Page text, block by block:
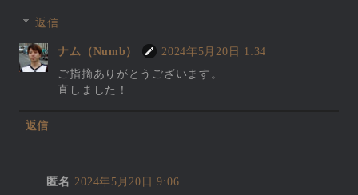
返信
ナム（Numb）
2024年5月20日 1:34
ご指摘ありがとうございます。
直しました！
返信
匿名 2024年5月20日 9:06